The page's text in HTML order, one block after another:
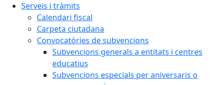
Serveis i tràmits
Calendari fiscal
Carpeta ciutadana
Convocatòries de subvencions
Subvencions generals a entitats i centres
educatius
Subvencions especials per aniversaris o